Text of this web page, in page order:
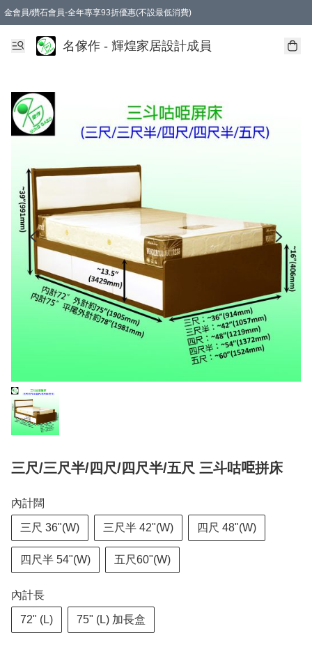
金會員/鑽石會員-全年專享93折優惠(不設最低消費)
名傢作 - 輝煌家居設計成員
三尺/三尺半/四尺/四尺半/五尺 三斗咕𠱸拼床
內計闊
三尺 36"(W) 三尺半 42"(W) 四尺 48"(W)
四尺半 54"(W) 五尺60"(W)
內計長
72" (L) 75" (L) 加長盒